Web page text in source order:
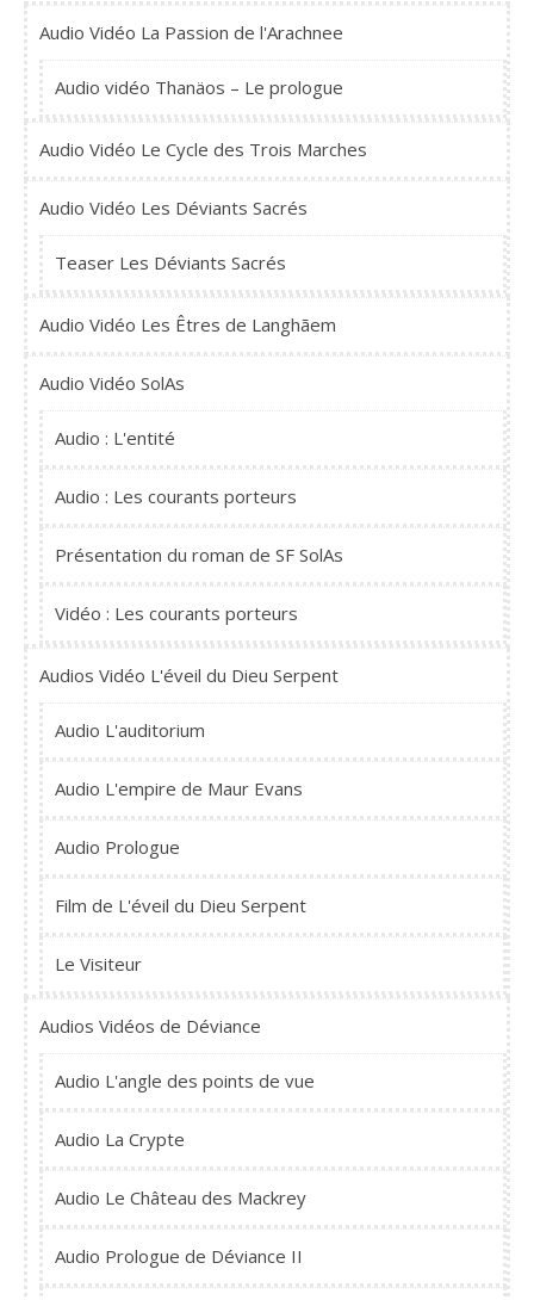
Audio Vidéo La Passion de l'Arachnee
Audio vidéo Thanäos – Le prologue
Audio Vidéo Le Cycle des Trois Marches
Audio Vidéo Les Déviants Sacrés
Teaser Les Déviants Sacrés
Audio Vidéo Les Êtres de Langhãem
Audio Vidéo SolAs
Audio : L'entité
Audio : Les courants porteurs
Présentation du roman de SF SolAs
Vidéo : Les courants porteurs
Audios Vidéo L'éveil du Dieu Serpent
Audio L'auditorium
Audio L'empire de Maur Evans
Audio Prologue
Film de L'éveil du Dieu Serpent
Le Visiteur
Audios Vidéos de Déviance
Audio L'angle des points de vue
Audio La Crypte
Audio Le Château des Mackrey
Audio Prologue de Déviance II